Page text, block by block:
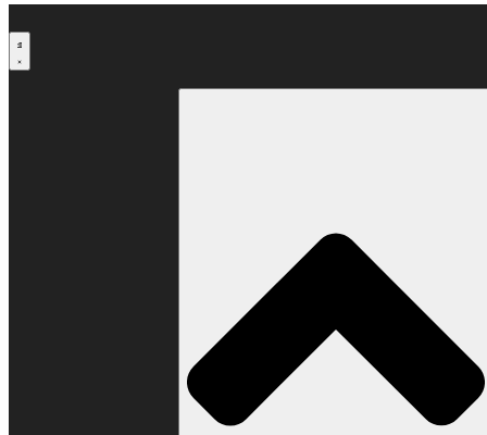
στο
περιεχόμενο